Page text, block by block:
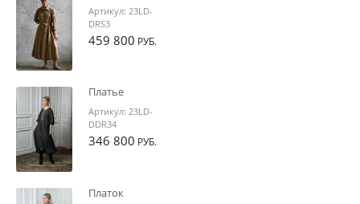
Артикул: 23LD-
DRS3
459 800 РУБ.
Платье
Артикул: 23LD-
DDR34
346 800 РУБ.
Платок